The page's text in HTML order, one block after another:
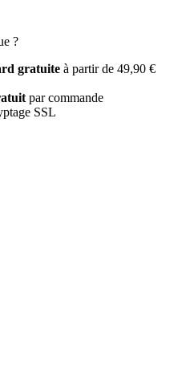
?
gratuite à partir de 49,90 €
par commande
SSL